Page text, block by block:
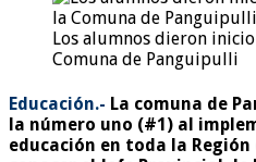
Los alumnos dieron
Comuna de Panguipulli
Educación.- La comuna de
la número uno (#1) al
educación en toda la